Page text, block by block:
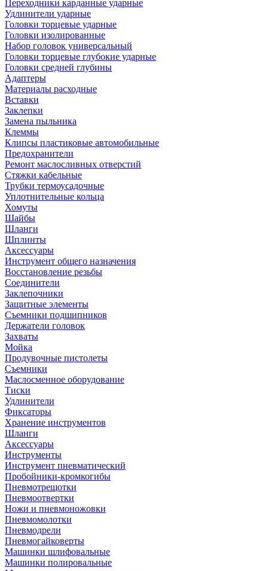
Переходники карданные ударные
Удлинители ударные
Головки торцевые ударные
Головки изолированные
Набор головок универсальный
Головки торцевые глубокие ударные
Головки средней глубины
Адаптеры
Материалы расходные
Вставки
Заклепки
Замена пыльника
Клеммы
Клипсы пластиковые автомобильные
Предохранители
Ремонт маслосливных отверстий
Стяжки кабельные
Трубки термоусадочные
Уплотнительные кольца
Хомуты
Шайбы
Шланги
Шплинты
Аксессуары
Инструмент общего назначения
Восстановление резьбы
Соединители
Заклепочники
Защитные элементы
Съемники подшипников
Держатели головок
Захваты
Мойка
Продувочные пистолеты
Съемники
Маслосменное оборудование
Тиски
Удлинители
Фиксаторы
Хранение инструментов
Шланги
Аксессуары
Инструменты
Инструмент пневматический
Пробойники-кромкогибы
Пневмотрещотки
Пневмоотвертки
Ножи и пневмоножовки
Пневмомолотки
Пневмодрели
Пневмогайковерты
Машинки шлифовальные
Машинки полировальные